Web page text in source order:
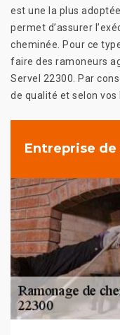
est une la plus
permet d’assurer
cheminée. Pour ce
faire des ramoneurs
Servel 22300. Par
de qualité et selon vos
Entreprise